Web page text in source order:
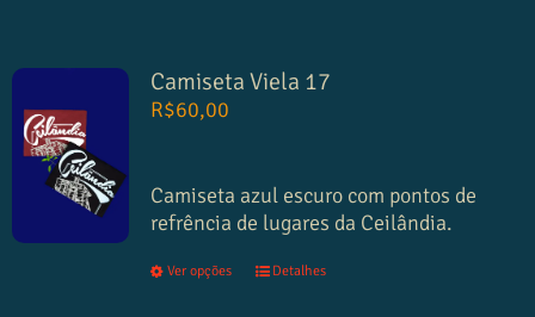
Camiseta Viela 17
R$60,00
Camiseta azul escuro com pontos de
refrência de lugares da Ceilândia.
Ver opções Detalhes